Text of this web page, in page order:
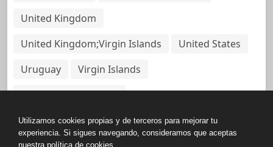
United Kingdom
United Kingdom;Virgin Islands
United States
Uruguay
Virgin Islands
Virgin Islands, British
Utilizamos cookies propias y de terceros para mejorar tu
experiencia. Si sigues navegando, consideramos que aceptas
nuestra política de cookies